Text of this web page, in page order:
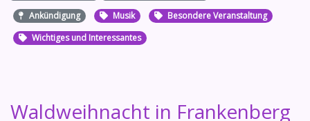
Ankündigung
Musik
Besondere Veranstaltung
Wichtiges und Interessantes
Waldweihnacht in Frankenberg